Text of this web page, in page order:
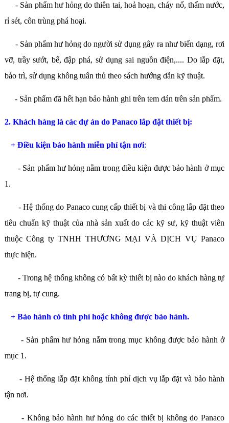
- Sản phẩm hư hỏng do thiên tai, hoả hoạn, cháy nổ, thấm nước,
rỉ sét, côn trùng phá hoại.
- Sản phẩm hư hỏng do người sử dụng gây ra như biến dạng, rơi
vỡ, trầy sướt, bể, đập phá, sử dụng sai nguồn điện,.... Do lắp đặt,
bảo trì, sử dụng không tuân thủ theo sách hướng dẫn kỹ thuật.
- Sản phẩm đã hết hạn bảo hành ghi trên tem dán trên sản phẩm.
2. Khách hàng là các dự án do Panaco lắp đặt thiết bị:
+ Điều kiện bảo hành miễn phí tận nơi:
- Sản phẩm hư hỏng nằm trong điều kiện được bảo hành ở mục
1.
- Hệ thống do Panaco cung cấp thiết bị và thi công lắp đặt theo
tiêu chuẩn kỹ thuật của nhà sản xuất do các kỹ sư, kỹ thuật viên
thuộc Công ty TNHH THƯƠNG MẠI VÀ DỊCH VỤ Panaco
thực hiện.
- Trong hệ thống không có bất kỳ thiết bị nào do khách hàng tự
trang bị, tự cung.
+ Bảo hành có tính phí hoặc không được bảo hành.
- Sản phẩm hư hỏng nằm trong mục không được bảo hành ở
mục 1.
- Hệ thống lắp đặt không tính phí dịch vụ lắp đặt và bảo hành
tận nơi.
- Không bảo hành hư hỏng do các thiết bị không do Panaco